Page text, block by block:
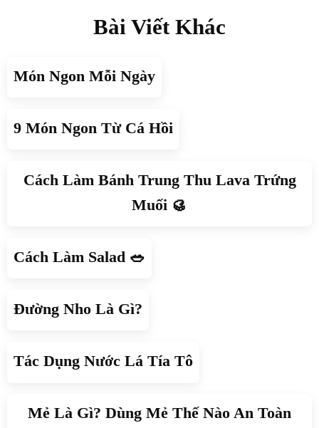
Bài Viết Khác
Món Ngon Mỗi Ngày
9 Món Ngon Từ Cá Hồi
Cách Làm Bánh Trung Thu Lava Trứng
Muối 🥮
Cách Làm Salad 🥗
Đường Nho Là Gì?
Tác Dụng Nước Lá Tía Tô
Mẻ Là Gì? Dùng Mẻ Thế Nào An Toàn